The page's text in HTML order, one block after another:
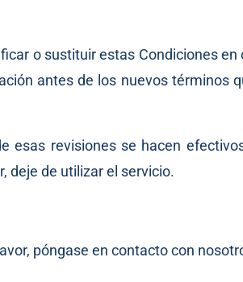
o sustituir estas Condiciones
antes de los nuevos términos
esas revisiones se hacen
deje de utilizar el servicio.
póngase en contacto con